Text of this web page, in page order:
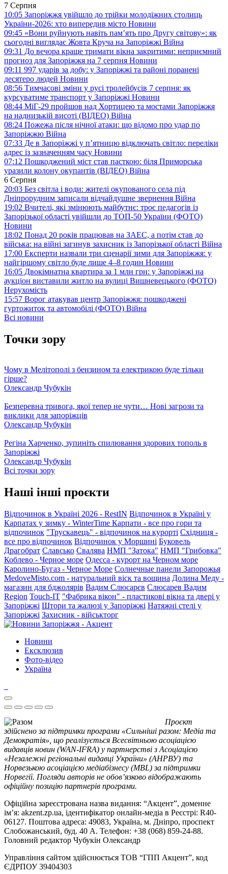
7 Серпня
10:05 Запоріжжя увійшло до трійки молодіжних столиць
України-2026: хто випередив місто Новини
09:45 «Вони руйнують навіть пам’ять про Другу світову»: як
сьогодні виглядає Жовта Круча на Запоріжжі Війна
09:31 До вечора краще тримати вікна закритими: неприємний
прогноз для Запоріжжя на 7 серпня Новини
09:11 997 ударів за добу: у Запоріжжі та районі поранені
десятеро людей Новини
08:56 Тимчасові зміни у русі тролейбусів 7 серпня: як
курсуватиме транспорт у Запоріжжі Новини
08:44 МіГ-29 пройшов над Хортицею та мостами Запоріжжя
на наднизькій висоті (ВІДЕО) Війна
08:24 Пожежа після нічної атаки: що відомо про удар по
Запоріжжю Війна
07:33 Де в Запоріжжі у п’ятницю відключать світло: переліки
адрес із зазначенням часу Новини
07:12 Пошкоджений міст став пасткою: біля Приморська
уразили колону окупантів (ВІДЕО) Війна
6 Серпня
20:03 Без світла і води: жителі окупованого села під
Дніпрорудним записали відчайдушне звернення Війна
19:02 Вчителі, які змінюють майбутнє: троє педагогів із
Запорізької області увійшли до ТОП-50 України (ФОТО)
Новини
18:02 Понад 20 років працював на ЗАЕС, а потім став до
війська: на війні загинув захисник із Запорізької області Війна
17:00 Експерти назвали три сценарії зими для Запоріжжя: у
найгіршому світло буде лише 4–8 годин Новини
16:05 Двокімнатна квартира за 1 млн грн: у Запоріжжі на
аукціон виставили житло на вулиці Вишневецького (ФОТО)
Нерухомість
15:57 Ворог атакував центр Запоріжжя: пошкоджені
гуртожиток та автомобілі (ФОТО) Війна
Всі новини
Точки зору
Чому в Мелітополі з бензином та електрикою буде тільки
гірше?
Олександр Чубукін
Безперевна тривога, якої тепер не чути… Нові загрози та
виклики для запоріжців
Олександр Чубукін
Регіна Харченко, зупиніть спилювання здорових тополь в
Запоріжжі
Олександр Чубукін
Всі точки зору
Наші інші проєкти
Відпочинок в Україні 2026 - RestIN Відпочинок в Україні у
Карпатах у зимку - WinterTime Карпати - все про гори та
відпочинок "Трускавець" - відпочинок на курорті Східниця -
все про відпочинок Відпочинок у Моршині Буковель
Драгобрат Славсько Свалява НМП "Затока" НМП "Грибовка"
Коблево - Черное море Одесса - курорт на Черном море
Каролино-Бугаз - Черное Море Солнечные панели Запорожья
MedoveMisto.com - натуральний віск та вощина Долина Меду -
магазин для бджолярів Вадим Слюсарєв Слюсарев Вадим
Region Touch-IT "Фабрика вікон" - пластикові вікна та двері у
Запоріжжі Штори та жалюзі у Запоріжжі Натяжні стелі у
Запоріжжі Захисник - військторг
Новини
Ексклюзив
Фото-відео
Україна
Проєкт
здійснено за підтримки програми «Сильніші разом: Медіа та
Демократія», що реалізується Всесвітньою асоціацією
видавців новин (WAN-IFRA) у партнерстві з Асоціацією
«Незалежні регіональні видавці України» (АНРВУ) та
Норвезькою асоціацією медіабізнесу (MBL) за підтримки
Норвегії. Погляди авторів не обов’язково відображають
офіційну позицію партнерів програми.
Офіційна зареєстрована назва видання: “Акцент”, доменне
ім’я: akzent.zp.ua, ідентифікатор онлайн-медіа в Реєстрі: R40-
06127. Поштова адреса: 49083, Україна, м. Дніпро, проспект
Слобожанський, буд. 40 А. Телефон: +38 (068) 859-24-88.
Головний редактор Чубукін Олександр
Управління сайтом здійснюється ТОВ “ГПП Акцент”, код
ЄДРПОУ 39404303